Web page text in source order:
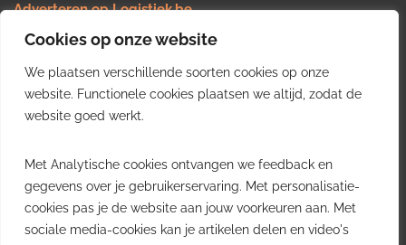
Cookies op onze website
We plaatsen verschillende soorten cookies op onze
website. Functionele cookies plaatsen we altijd, zodat de
website goed werkt.
Met Analytische cookies ontvangen we feedback en
gegevens over je gebruikerservaring. Met personalisatie-
cookies pas je de website aan jouw voorkeuren aan. Met
sociale media-cookies kan je artikelen delen en video's
Adverteren op Logistiek.be
Nieuws insturen
Uw video op Logistiek.TV
Job plaatsen
Gratis wekelijkse update
inzichten uit de Belgische logistieke sector in uw inbox.
Ontvang je gratis
wekelijkse update